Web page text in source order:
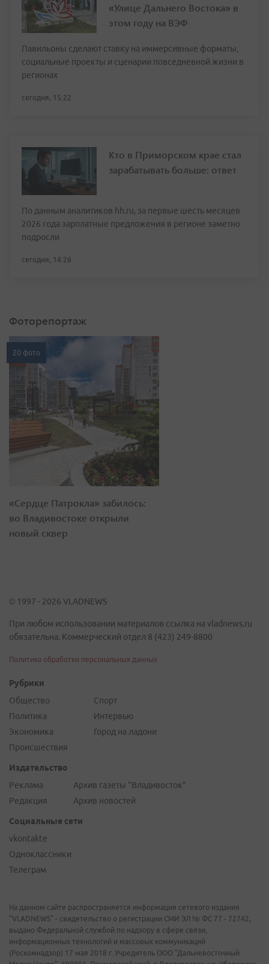
«Улице Дальнего Востока» в
этом году на ВЭФ
Павильоны сделают ставку на иммерсивные форматы,
социальные проекты и сценарии повседневной жизни в
регионах
сегодня, 15:22
Кто в Приморском крае стал
зарабатывать больше: ответ
По данным аналитиков hh.ru, за первые шесть месяцев
2026 года зарплатные предложения в регионе заметно
подросли
сегодня, 14:26
Фоторепортаж
20 фото
«Сердце Патрокла» забилось:
во Владивостоке открыли
новый сквер
© 1997 - 2026 VLADNEWS
При любом использовании материалов ссылка на vladnews.ru
обязательна. Коммерческий отдел 8 (423) 249-8800
Политика обработки персональных данных
Рубрики
Общество
Политика
Экономика
Происшествия
Спорт
Интервью
Город на ладони
Издательство
Реклама
Редакция
Архив газеты "Владивосток"
Архив новостей
Социальные сети
vkontakte
Одноклассники
Телеграм
На данном сайте распространяется информация сетевого издания
"VLADNEWS" - свидетельство о регистрации СМИ ЭЛ № ФС 77 - 72742,
выдано Федеральной службой по надзору в сфере связи,
информационных технологий и массовых коммуникаций
(Роскомнадзор) 17 мая 2018 г. Учредитель ООО "Дальневосточный